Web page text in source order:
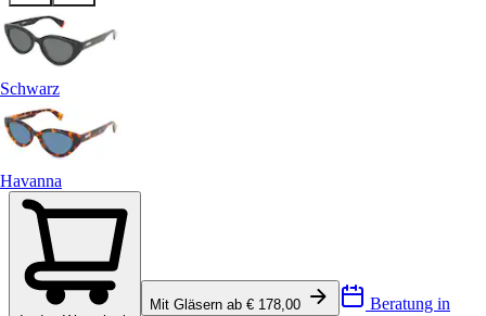
Schwarz
Havanna
Mit Gläsern ab € 178,00 Beratung in